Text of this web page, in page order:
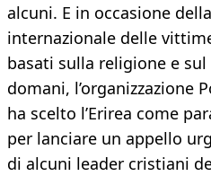
alcuni. E in occasione
internazionale delle
basati sulla religione e
domani, l’organizzazione
ha scelto l’Erirea come
per lanciare un appello
di alcuni leader cristiani